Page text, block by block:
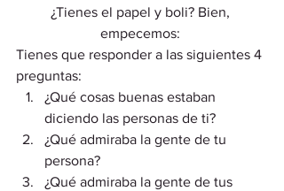
¿Tienes el papel y boli? Bien,
empecemos:
Tienes que responder a las siguientes 4
preguntas:
¿Qué cosas buenas estaban
diciendo las personas de ti?
¿Qué admiraba la gente de tu
persona?
¿Qué admiraba la gente de tus